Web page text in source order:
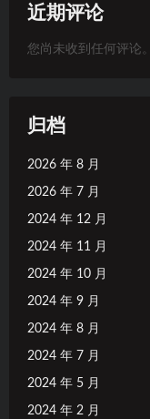
近期评论
您尚未收到任何评论。
归档
2026 年 8 月
2026 年 7 月
2024 年 12 月
2024 年 11 月
2024 年 10 月
2024 年 9 月
2024 年 8 月
2024 年 7 月
2024 年 5 月
2024 年 2 月